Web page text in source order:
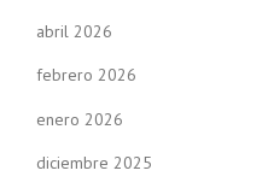
abril 2026
febrero 2026
enero 2026
diciembre 2025